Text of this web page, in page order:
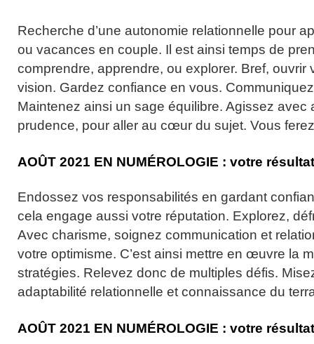
Recherche d’une autonomie relationnelle pour
ou vacances en couple. Il est ainsi temps de
comprendre, apprendre, ou explorer. Bref, ouvrir
vision. Gardez confiance en vous.
Maintenez ainsi un sage équilibre. Agissez avec
prudence, pour aller au cœur du sujet. Vous
AOÛT 2021 EN NUMÉROLOGIE : votre
Endossez vos responsabilités en gardant
cela engage aussi votre réputation. Explorez,
Avec charisme, soignez communication et
votre optimisme. C’est ainsi mettre en œuvre la
stratégies. Relevez donc de multiples défis.
adaptabilité relationnelle et connaissance du
AOÛT 2021 EN NUMÉROLOGIE : votre